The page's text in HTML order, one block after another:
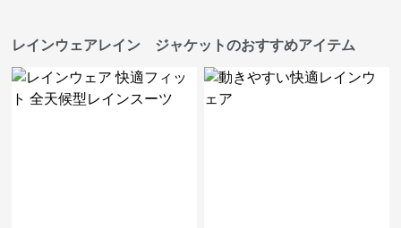
レインウェアレイン ジャケットのおすすめアイテム